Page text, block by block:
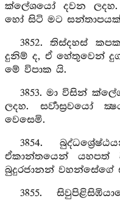
ක්ලේශයෝ දවන
හෝ සිටි මට
3852. තිස්දහස්
දුනිම් ද, ඒ හේතුවෙන්
මේ විපාක යි.
3853. මා විසින්
ලදහ. සර්‍වාස්‍රවයෝ
වෙසෙමි.
3854.
ඒකාන්තයෙන් යහපත්
බුදුරජානන්
3855.